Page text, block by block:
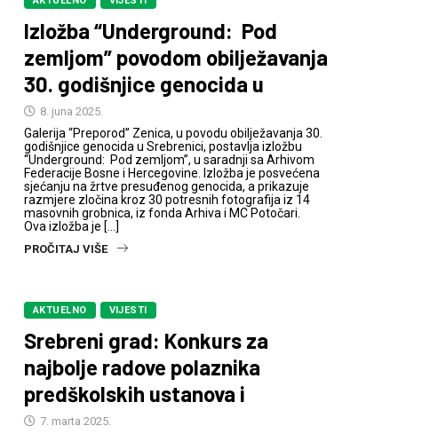
Izložba “Underground: Pod
zemljom” povodom obilježavanja
30. godišnjice genocida u
8. juna 2025.
Galerija “Preporod” Zenica, u povodu obilježavanja 30.
godišnjice genocida u Srebrenici, postavlja izložbu
“Underground: Pod zemljom”, u saradnji sa Arhivom
Federacije Bosne i Hercegovine. Izložba je posvećena
sjećanju na žrtve presuđenog genocida, a prikazuje
razmjere zločina kroz 30 potresnih fotografija iz 14
masovnih grobnica, iz fonda Arhiva i MC Potočari.
Ova izložba je […]
PROČITAJ VIŠE
AKTUELNO VIJESTI
Srebreni grad: Konkurs za
najbolje radove polaznika
predškolskih ustanova i
7. marta 2025.